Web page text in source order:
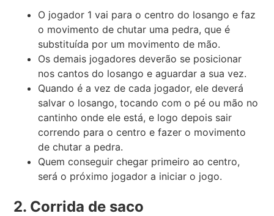
O jogador 1 vai para o centro do losango e faz
o movimento de chutar uma pedra, que é
substituída por um movimento de mão.
Os demais jogadores deverão se posicionar
nos cantos do losango e aguardar a sua vez.
Quando é a vez de cada jogador, ele deverá
salvar o losango, tocando com o pé ou mão no
cantinho onde ele está, e logo depois sair
correndo para o centro e fazer o movimento
de chutar a pedra.
Quem conseguir chegar primeiro ao centro,
será o próximo jogador a iniciar o jogo.
2. Corrida de saco